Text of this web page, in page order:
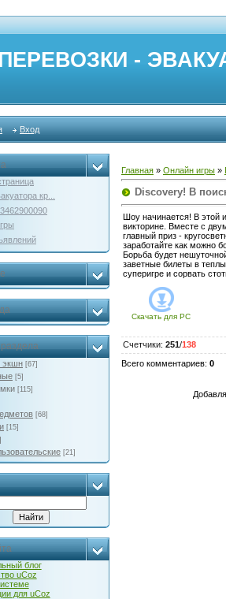
-
Вход
кр...
раздела
экшн [67]
[5]
[115]
[68]
[15]
[21]
блог
uCoz
для uCoz
Главная » Онлайн игры »
Discovery! В
Шоу начинается! В этой
викторине. Вместе с
главный приз -
заработайте как можно
Борьба будет
заветные билеты в
суперигре и сорвать
Скачать для PC
Счетчики: 251/138
Всего комментариев: 0